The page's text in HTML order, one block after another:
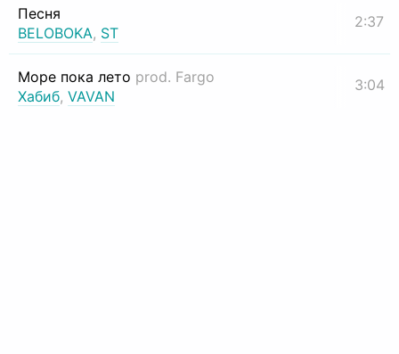
Песня
BELOBOKA, ST
2:37
Море пока лето prod. Fargo
Хабиб, VAVAN
3:04